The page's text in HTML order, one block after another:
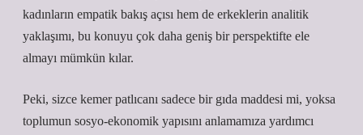
kadınların empatik bakış açısı hem de erkeklerin analitik
yaklaşımı, bu konuyu çok daha geniş bir perspektifte ele
almayı mümkün kılar.
Peki, sizce kemer patlıcanı sadece bir gıda maddesi mi, yoksa
toplumun sosyo-ekonomik yapısını anlamamıza yardımcı